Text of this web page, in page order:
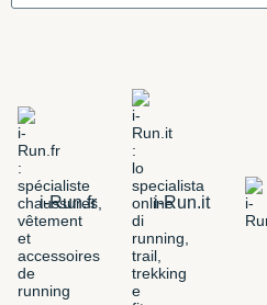
i-Run.fr i-Run.it